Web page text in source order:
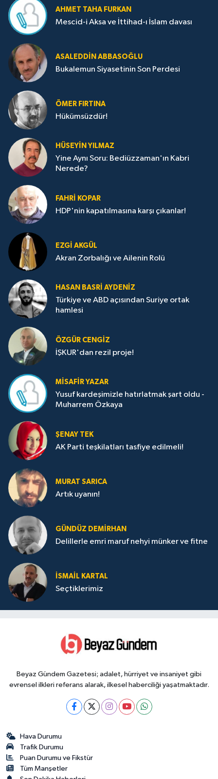
AHMET TAHA FURKAN
Mescid-i Aksa ve İttihad-ı İslam davası
ASALEDDIN ABBASOĞLU
Bukalemun Siyasetinin Son Perdesi
ÖMER FIRTINA
Hükümsüzdür!
HÜSEYIN YILMAZ
Yine Aynı Soru: Bediüzzaman'ın Kabri
Nerede?
FAHRI KOPAR
HDP'nin kapatılmasına karşı çıkanlar!
EZGI AKGÜL
Akran Zorbalığı ve Ailenin Rolü
HASAN BASRI AYDENIZ
Türkiye ve ABD açısından Suriye ortak
hamlesi
ÖZGÜR CENGIZ
İŞKUR'dan rezil proje!
MISAFIR YAZAR
Yusuf kardeşimizle hatırlatmak şart oldu -
Muharrem Özkaya
ŞENAY TEK
AK Parti teşkilatları tasfiye edilmeli!
MURAT SARICA
Artık uyanın!
GÜNDÜZ DEMIRHAN
Delillerle emri maruf nehyi münker ve fitne
İSMAIL KARTAL
Seçtiklerimiz
Beyaz Gündem Gazetesi; adalet, hürriyet ve insaniyet gibi
evrensel ilkleri referans alarak, ilkesel haberciliği yaşatmaktadır.
Hava Durumu
Trafik Durumu
Puan Durumu ve Fikstür
Tüm Manşetler